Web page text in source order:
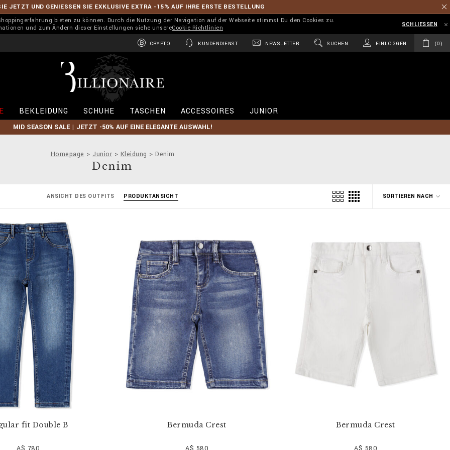
JETZT UND GENIESSEN SIE EXKLUSIVE EXTRA -15% AUF IHRE ERSTE BESTELLUNG
bieten zu können. Durch die Nutzung der Navigation auf der Webseite stimmst Du den Cookies zu.
und zum Ändern dieser Einstellungen siehe unsereCookie Richtlinien SCHLIESSEN
CRYPTO KUNDENDIENST NEWSLETTER SUCHEN EINLOGGEN 0
l
o
n
a
e
BEKLEIDUNG SCHUHE TASCHEN ACCESSOIRES JUNIOR
MID SEASON SALE | JETZT -50% AUF EINE ELEGANTE AUSWAHL!
Homepage Junior Kleidung Denim
Denim
SORTIEREN NACH
ANSICHT DES OUTFITS PRODUKTANSICHT
fit Double B Bermuda Crest Bermuda Crest